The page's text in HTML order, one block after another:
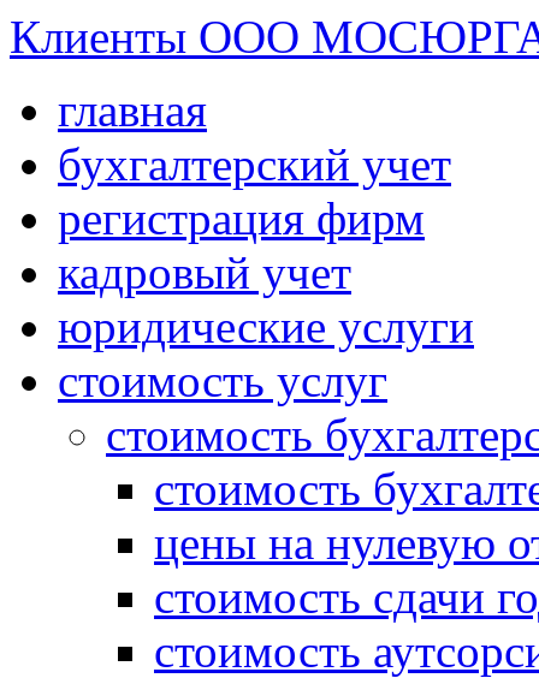
Клиенты ООО
главная
бухгалтерский учет
регистрация фирм
кадровый учет
юридические услуги
стоимость услуг
стоимость
стоимость
цены на нулевую
стоимость сдачи
стоимость